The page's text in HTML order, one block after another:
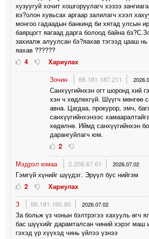
хузуугуй хочит хошгоруулагч хэзээ
вэ?олон хувьсах аргаар залилагч хээл
монгоо гадаадын банкинд би хятад улсын
баярцогт яагаад дарга болоод байна
захиалж алуулсан бэ?яахав тэгээд цааш
яахав ??????
4
Хариулах
Зочин
66.181.187.211
Санхүүгийнхэн огт шоронд хий
хэн ч хөдлөхгүй. Шүүгч мөнгөө
авна. Цагдаа, прокурор, эмч,
санхүүгийнхэнээс
хөдөлнө. Иймд санхүүгийнхэн
дарангуйлагч юм.
2
Мэдрэл юмаа
2.208.87.61 2026.07.02
Гэмгүй хүнийг шүүдэг. Эрүүл бус нийгэм
2
Хариулах
З
66.181.160.85 2026.07.02
За больж үз чонын бэлтрэгээ хахууль өгч
бас шүүхийг дарамталсан чиний хэрэг
гэхэд үр хүүхэд чинь үйлээ үзнээ